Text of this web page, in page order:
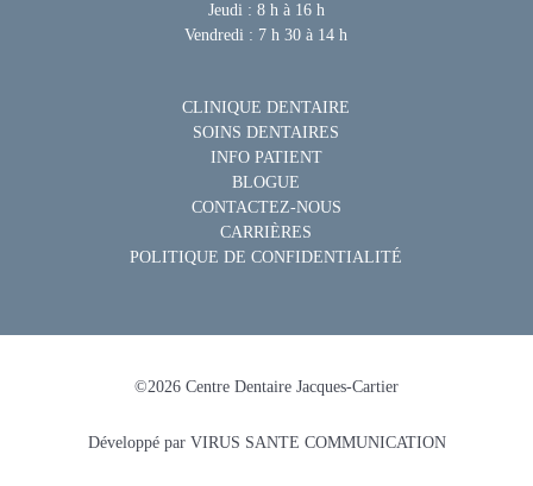
Jeudi : 8 h à 16 h
Vendredi : 7 h 30 à 14 h
CLINIQUE DENTAIRE
SOINS DENTAIRES
INFO PATIENT
BLOGUE
CONTACTEZ-NOUS
CARRIÈRES
POLITIQUE DE CONFIDENTIALITÉ
©2026 Centre Dentaire Jacques-Cartier
Développé par VIRUS SANTE COMMUNICATION